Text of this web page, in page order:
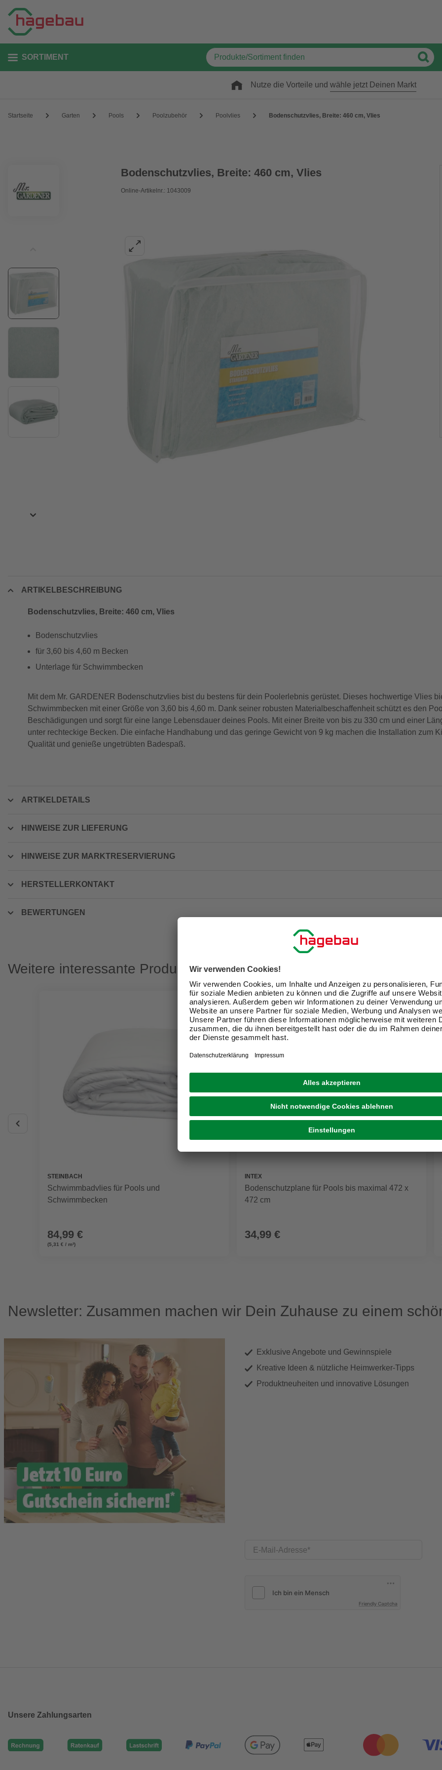
SORTIMENT
Nutze die Vorteile und wähle jetzt Deinen Markt
Startseite Garten Pools Poolzubehör Poolvlies Bodenschutzvlies, Breite: 460 cm, Vlies
Bodenschutzvlies, Breite: 460 cm, Vlies
Online-Artikelnr.: 1043009
ARTIKELBESCHREIBUNG
Bodenschutzvlies, Breite: 460 cm, Vlies
Bodenschutzvlies
für 3,60 bis 4,60 m Becken
Unterlage für Schwimmbecken
Mit dem Mr. GARDENER Bodenschutzvlies bist du bestens für dein Poolerlebnis gerüstet. Dieses hochwertige Vlies
Schwimmbecken mit einer Größe von 3,60 bis 4,60 m. Dank seiner robusten Materialbeschaffenheit schützt es den
Beschädigungen und sorgt für eine lange Lebensdauer deines Pools. Mit einer Breite von bis zu 330 cm und einer
unter rechteckige Becken. Die einfache Handhabung und das geringe Gewicht von 9 kg machen die Installation zum
Qualität und genieße ungetrübten Badespaß.
ARTIKELDETAILS
HINWEISE ZUR LIEFERUNG
HINWEISE ZUR MARKTRESERVIERUNG
HERSTELLERKONTAKT
BEWERTUNGEN
Weitere interessante Produkte
STEINBACH
Schwimmbadvlies für Pools und
Schwimmbecken
84,99 €
(5,31 € / m²)
INTEX
Bodenschutzplane für Pools bis maximal 472 x
472 cm
34,99 €
Newsletter: Zusammen machen wir Dein Zuhause zu einem
Exklusive Angebote und Gewinnspiele
Kreative Ideen & nützliche Heimwerker-Tipps
Produktneuheiten und innovative Lösungen
E-Mail-Adresse
Friendly Captcha
Unsere Zahlungsarten